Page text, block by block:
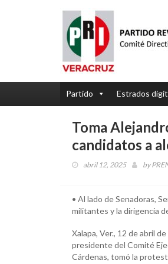
Partido Estrados
Toma
candidatos a
abril 12, 2025 by
• Al lado de Senadoras,
militantes y la dirigencia
Xalapa, Ver., 12 de abril
presidente del Comité
Cárdenas, tomó la